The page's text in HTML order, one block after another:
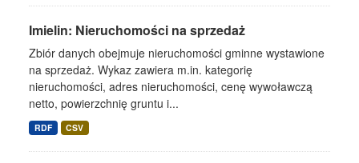
Imielin: Nieruchomości na sprzedaż
Zbiór danych obejmuje nieruchomości gminne wystawione
na sprzedaż. Wykaz zawiera m.in. kategorię
nieruchomości, adres nieruchomości, cenę wywoławczą
netto, powierzchnię gruntu i...
RDF CSV